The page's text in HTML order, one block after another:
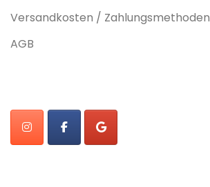
Versandkosten / Zahlungsmethoden
AGB